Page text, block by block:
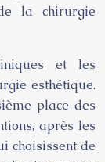
la chirurgie
et les
esthétique.
place des
après les
choisissent de